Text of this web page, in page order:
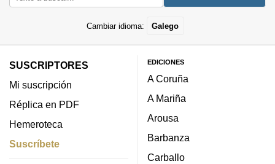
Cambiar idioma: Galego
SUSCRIPTORES
Mi suscripción
Réplica en PDF
Hemeroteca
Suscríbete
EDICIONES
A Coruña
A Mariña
Arousa
Barbanza
Carballo